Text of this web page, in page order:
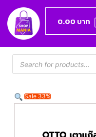
0.00 บาท
Sale 33%